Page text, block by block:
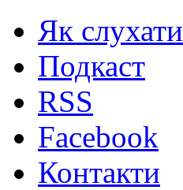
Як слухати
Подкаст
RSS
Facebook
Контакти